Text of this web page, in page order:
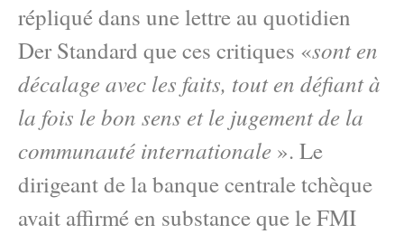
répliqué dans une lettre au quotidien
Der Standard que ces critiques «sont en
décalage avec les faits, tout en défiant à
la fois le bon sens et le jugement de la
communauté internationale ». Le
dirigeant de la banque centrale tchèque
avait affirmé en substance que le FMI